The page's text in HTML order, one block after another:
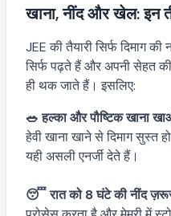
खाना, नींद और खेल: इन
JEE की तैयारी सिर्फ दिमाग की
सिर्फ पढ़ते हैं और अपनी सेहत
ही थक जाते हैं। इसलिए:
🥗 हल्का और पौष्टिक खाना
हेवी खाना खाने से दिमाग सुस्त
यही असली एनर्जी देते हैं।
😴 रात को 8 घंटे की नींद